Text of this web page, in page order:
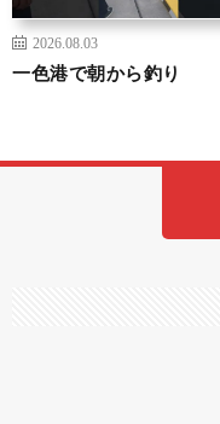
2026.08.03
一色港で朝から釣り